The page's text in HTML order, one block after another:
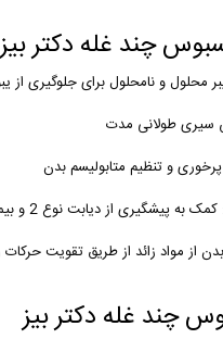
چند غله دکتر بیز
محلول و نامحلول برای جلوگیری از
سیری طولانی مدت
و تنظیم متابولیسم بدن
کمک به پیشگیری از دیابت نوع 2 و بیماری‌های قلبی
از مواد زائد از طریق تقویت حرکات
چند غله دکتر بیز